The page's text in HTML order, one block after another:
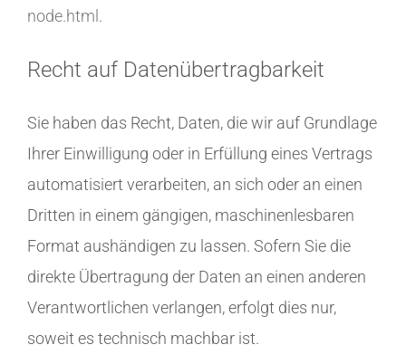
node.html .
Recht auf Datenübertragbarkeit
Sie haben das Recht, Daten, die wir auf Grundlage
Ihrer Einwilligung oder in Erfüllung eines Vertrags
automatisiert verarbeiten, an sich oder an einen
Dritten in einem gängigen, maschinenlesbaren
Format aushändigen zu lassen. Sofern Sie die
direkte Übertragung der Daten an einen anderen
Verantwortlichen verlangen, erfolgt dies nur,
soweit es technisch machbar ist.